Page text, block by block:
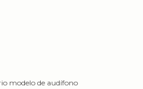
modelo de audífono